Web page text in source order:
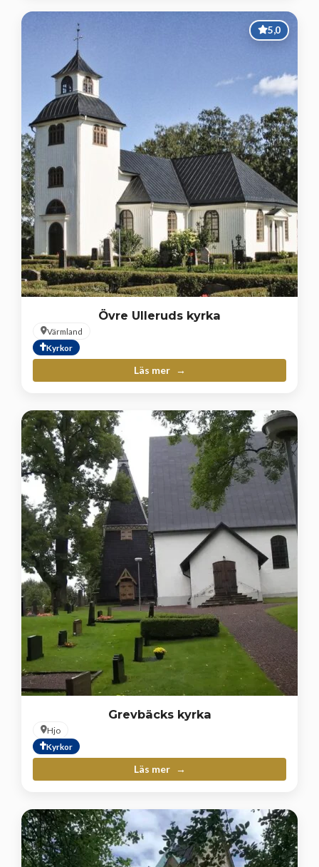
5,0
Övre Ulleruds kyrka
Värmland
Kyrkor
Läs mer
Grevbäcks kyrka
Hjo
Kyrkor
Läs mer